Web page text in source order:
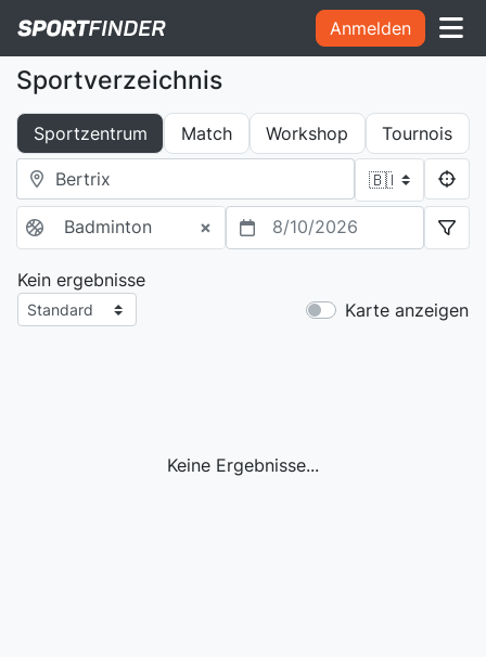
Anmelden
Sportverzeichnis
Sportzentrum Match Workshop Tournois
×
Badminton 8/10/2026
Kein ergebnisse
Karte anzeigen
Keine Ergebnisse...